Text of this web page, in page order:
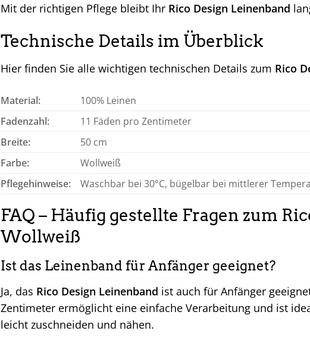
Mit der richtigen Pflege bleibt Ihr Rico Design Leinenband
Technische Details im Überblick
Hier finden Sie alle wichtigen technischen Details zum Rico
Material:
100% Leinen
Fadenzahl:
11 Fäden pro Zentimeter
Breite:
50 cm
Farbe:
Wollweiß
Pflegehinweise:
Waschbar bei 30°C, bügelbar bei mittlerer
FAQ – Häufig gestellte Fragen zum
Wollweiß
Ist das Leinenband für Anfänger geeignet?
Ja, das Rico Design Leinenband ist auch für Anfänger
Zentimeter ermöglicht eine einfache Verarbeitung und ist
leicht zuschneiden und nähen.